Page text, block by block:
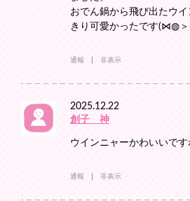
おでん鍋から飛び出たウ
きり可愛かったです(⋈◍
通報 非表示
2025.12.22
創子 神
ウインニャーかわいいです
通報 非表示